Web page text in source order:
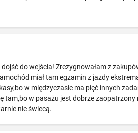
do wejścia! Zrezygnowałam z
miał tam egzamin z jazdy
w międzyczasie ma pięć innych
w pasażu jest dobrze
nie świecą.